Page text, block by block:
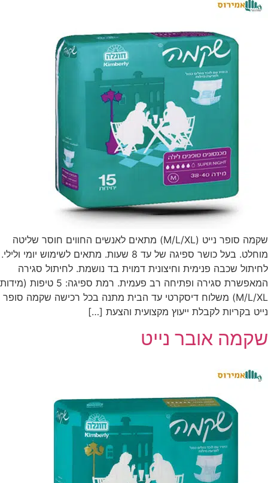
שקמה סופר נייט (M/L/XL) מתאים לאנשים החווים חוסר שליטה
מוחלט. בעל כושר ספיגה של עד 8 שעות. מתאים לשימוש יומי ולילי.
לחיתול שכבה פנימית וחיצונית דמוית בד נושמת. לחיתול סגירה
המאפשרת סגירה ופתיחה רב פעמית. רמת ספיגה: 5 טיפות (מידות
M/L/XL) משלוח דיסקרטי עד הבית מתנה בכל רכישה שקמה סופר
נייט בקריות לקבלת ייעוץ מקצועית והצעת […]
שקמה אובר נייט